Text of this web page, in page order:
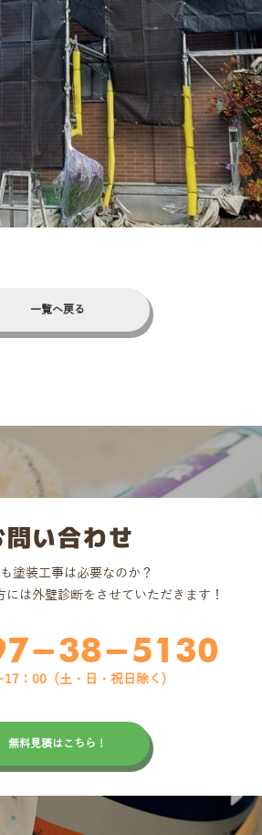
一覧へ戻る
問い合わせ
塗装工事は必要なのか？
には外壁診断をさせていただきます！
38-5130
17：00（土・日・祝日除く)
無料見積はこちら！